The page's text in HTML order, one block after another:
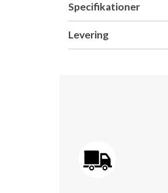
Specifikationer
Levering